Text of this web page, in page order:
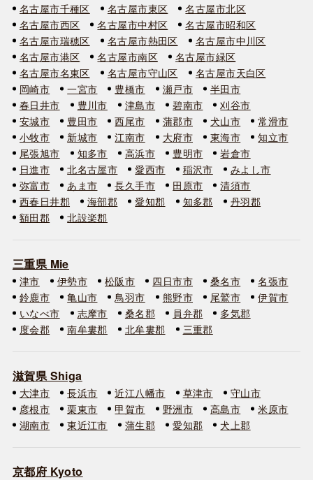
名古屋市千種区 名古屋市東区
名古屋市北区
名古屋市西区
名古屋市中村区
名古屋市昭和区
名古屋市瑞穂区
名古屋市熱田区
名古屋市中川区
名古屋市港区
名古屋市南区
名古屋市緑区
名古屋市名東区
名古屋市守山区
名古屋市天白区
岡崎市
一宮市 豊橋市 瀬戸市
半田市
春日井市
豊川市 津島市 碧南市
刈谷市
安城市
豊田市 西尾市 蒲郡市 犬山市
常滑市
小牧市
新城市 江南市 大府市 東海市
知立市
尾張旭市
知多市 高浜市 豊明市
岩倉市
日進市
北名古屋市 愛西市 稲沢市
みよし市
弥富市
あま市 長久手市 田原市
清須市
西春日井郡
海部郡 愛知郡 知多郡
丹羽郡
額田郡
北設楽郡
三重県 Mie
津市 伊勢市 松阪市 四日市市 桑名市
名張市
鈴鹿市
亀山市 鳥羽市 熊野市 尾鷲市
伊賀市
いなべ市
志摩市 桑名郡 員弁郡
多気郡
度会郡
南牟婁郡 北牟婁郡 三重郡
滋賀県 Shiga
大津市 長浜市 近江八幡市 草津市
守山市
彦根市
栗東市 甲賀市 野洲市 高島市
米原市
湖南市
東近江市 蒲生郡 愛知郡 犬上郡
京都府 Kyoto